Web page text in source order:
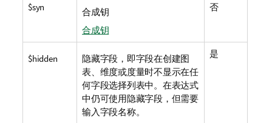
$syn
合成钥
合成钥
否
$hidden
隐藏字段，即字段在创建图
表、维度或度量时不显示在任
何字段选择列表中。在表达式
中仍可使用隐藏字段，但需要
输入字段名称。
是